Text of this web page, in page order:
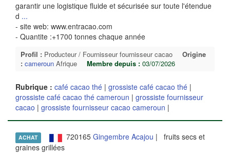
garantir une logistique fluide et sécurisée sur toute l'étendue
d ...
- site web: www.entracao.com
- Quantite :+1700 tonnes chaque année
Profil : Producteur / Fournisseur fournisseur cacao
Origine
: cameroun Afrique Membre depuis : 03/07/2026
Rubrique : café cacao thé | grossiste café cacao thé |
grossiste café cacao thé cameroun | grossiste fournisseur
cacao | grossiste fournisseur cacao cameroun |
ACHAT 720165 Gingembre Acajou | fruits secs et
graines grillées